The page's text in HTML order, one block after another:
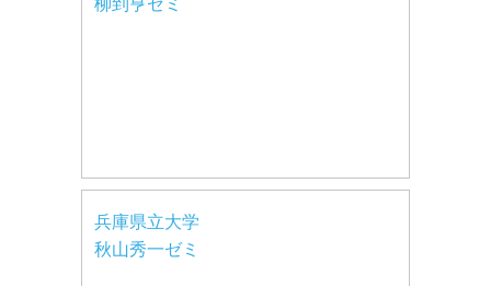
兵庫県立大学
秋山秀一ゼミ